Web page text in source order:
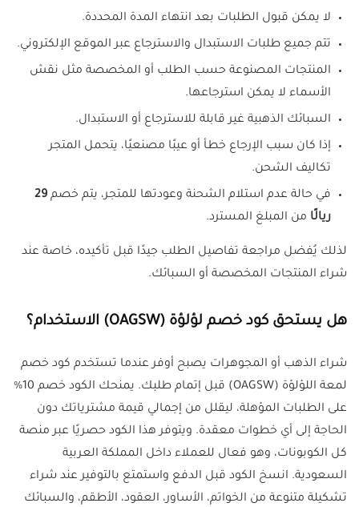
لا يمكن قبول الطلبات بعد انتهاء المدة المحددة.
تتم جميع طلبات الاستبدال والاسترجاع عبر الموقع الإلكتروني.
المنتجات المصنوعة حسب الطلب أو المخصصة مثل نقش
الأسماء لا يمكن استرجاعها.
السبائك الذهبية غير قابلة للاسترجاع أو الاستبدال.
إذا كان سبب الإرجاع خطأ أو عيبًا مصنعيًا، يتحمل المتجر
تكاليف الشحن.
في حالة عدم استلام الشحنة وعودتها للمتجر، يتم خصم 29
ريالًا من المبلغ المسترد.
لذلك يُفضل مراجعة تفاصيل الطلب جيدًا قبل تأكيده، خاصة عند
شراء المنتجات المخصصة أو السبائك.
هل يستحق كود خصم لؤلؤة (OAGSW) الاستخدام؟
شراء الذهب أو المجوهرات يصبح أوفر عندما تستخدم كود خصم
لمعة اللؤلؤة (OAGSW) قبل إتمام طلبك. يمنحك الكود خصم 10%
على الطلبات المؤهلة، ليقلل من إجمالي قيمة مشترياتك دون
الحاجة إلى أي خطوات معقدة. ويتوفر هذا الكود حصريًا عبر منصة
كل الكوبونات، وهو فعال للعملاء داخل المملكة العربية
السعودية. انسخ الكود قبل الدفع واستمتع بالتوفير عند شراء
تشكيلة متنوعة من الخواتم، الأساور، العقود، الأطقم، والسبائك